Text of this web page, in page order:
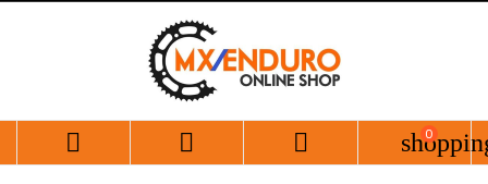
   0